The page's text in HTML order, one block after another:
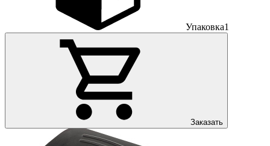
Упаковка1
Заказать